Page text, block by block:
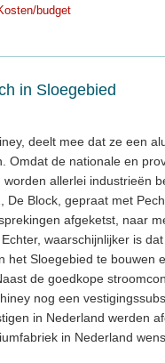
budget
in Sloegebied
deelt mee dat ze een
Omdat de nationale en
allerlei industrieën
De Block, gepraat met
afgeketst, naar
waarschijnlijker is
het Sloegebied te bouwen
de goedkope
nog een
in Nederland werden
in Nederland